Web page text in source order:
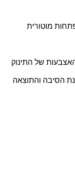
מוטורית
של התינוק
הסיבה והתוצאה